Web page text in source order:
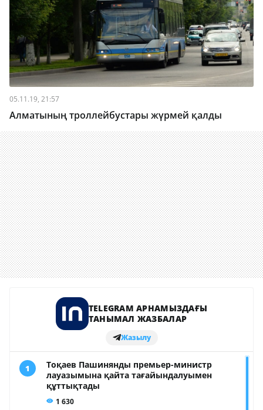
05.11.19, 21:57
Алматының троллейбустары жүрмей қалды